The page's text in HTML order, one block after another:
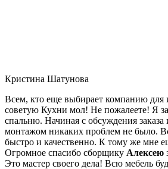
Кристина Шатунова
Всем, кто еще выбирает компанию для
советую Кухни мол! Не пожалеете! Я
спальню. Начиная с обсуждения заказа
монтажом никаких проблем не было.
быстро и качественно. К тому же мне
Огромное спасибо сборщику Алексею
Это мастер своего дела! Всю мебель